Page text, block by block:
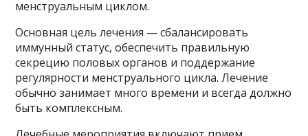
менструальным циклом.
Основная цель лечения — сбалансировать
иммунный статус, обеспечить правильную
секрецию половых органов и поддержание
регулярности менструального цикла. Лечение
обычно занимает много времени и всегда должно
быть комплексным.